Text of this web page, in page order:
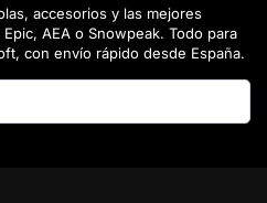
accesorios y las mejores
AEA o Snowpeak. Todo para
con envío rápido desde España.